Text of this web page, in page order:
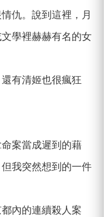
仇。說到這裡，月
學裡赫赫有名的女
有清姬也很瘋狂
案當成遲到的藉
我突然想到的一件
內的連續殺人案